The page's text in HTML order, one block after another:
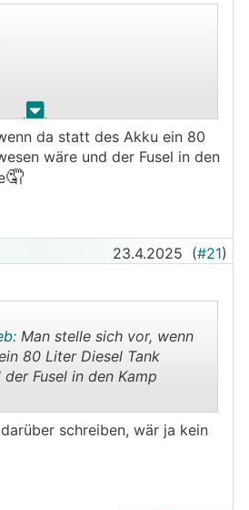
. .
gleich der Akku zu
ist natürlich bedenklich.
der ganze Akku
da statt des Akku ein 80
wäre und der Fusel in den
🤦
23.4.2025 (#21)
..
Man stelle sich vor, wenn
80 Liter Diesel Tank
Fusel in den Kamp
schreiben, wär ja kein